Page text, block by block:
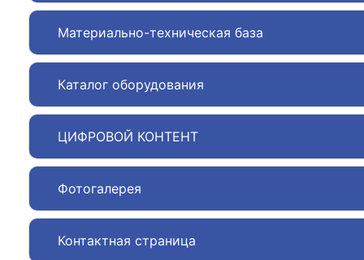
Материально-техническая база
Каталог оборудования
ЦИФРОВОЙ КОНТЕНТ
Фотогалерея
Контактная страница